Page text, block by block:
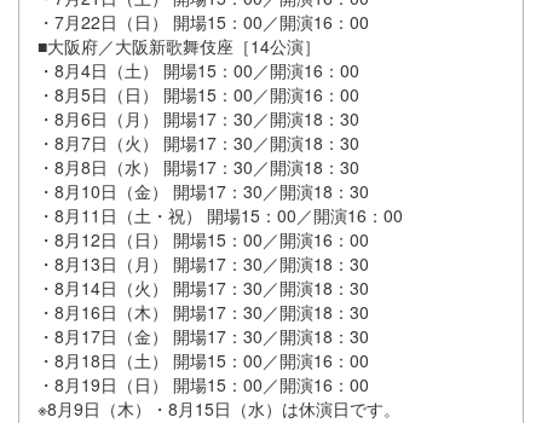
・7月22日（日） 開場15：00／開演16：00
■大阪府／大阪新歌舞伎座［14公演］
・8月4日（土） 開場15：00／開演16：00
・8月5日（日） 開場15：00／開演16：00
・8月6日（月） 開場17：30／開演18：30
・8月7日（火） 開場17：30／開演18：30
・8月8日（水） 開場17：30／開演18：30
・8月10日（金） 開場17：30／開演18：30
・8月11日（土・祝） 開場15：00／開演16：00
・8月12日（日） 開場15：00／開演16：00
・8月13日（月） 開場17：30／開演18：30
・8月14日（火） 開場17：30／開演18：30
・8月16日（木） 開場17：30／開演18：30
・8月17日（金） 開場17：30／開演18：30
・8月18日（土） 開場15：00／開演16：00
・8月19日（日） 開場15：00／開演16：00
※8月9日（木）・8月15日（水）は休演日です。